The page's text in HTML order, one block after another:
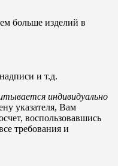
больше изделий в
и т.д.
индивидуально
указателя, Вам
воспользовавшись
требования и